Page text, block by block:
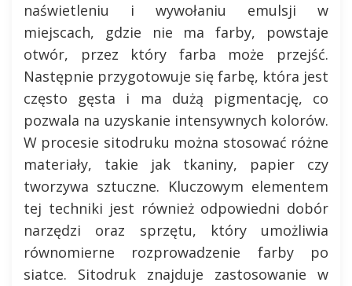
naświetleniu i wywołaniu emulsji w
miejscach, gdzie nie ma farby, powstaje
otwór, przez który farba może przejść.
Następnie przygotowuje się farbę, która jest
często gęsta i ma dużą pigmentację, co
pozwala na uzyskanie intensywnych kolorów.
W procesie sitodruku można stosować różne
materiały, takie jak tkaniny, papier czy
tworzywa sztuczne. Kluczowym elementem
tej techniki jest również odpowiedni dobór
narzędzi oraz sprzętu, który umożliwia
równomierne rozprowadzenie farby po
siatce. Sitodruk znajduje zastosowanie w